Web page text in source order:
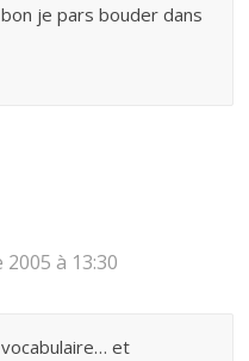
je pars bouder dans
à 13:30
vocabulaire… et